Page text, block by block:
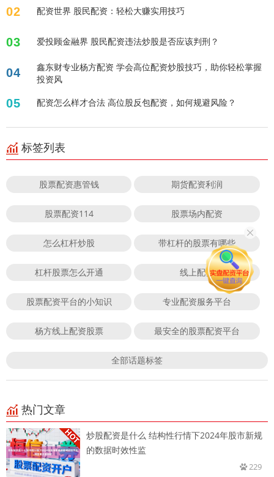
02 配资世界 股民配资：轻松大赚实用技巧
03 爱投顾金融界 股民配资违法炒股是否应该判刑？
04
鑫东财专业杨方配资 学会高位配资炒股技巧，助你轻松掌握
投资风
05 配资怎么样才合法 高位股反包配资，如何规避风险？
标签列表
股票配资惠管钱 期货配资利润
股票配资114 股票场内配资
怎么杠杆炒股 带杠杆的股票有哪些
杠杆股票怎么开通 线上配资
股票配资平台的小知识 专业配资服务平台
杨方线上配资股票 最安全的股票配资平台
全部话题标签
热门文章
炒股配资是什么 结构性行情下2024年股市新规
的数据时效性监
229